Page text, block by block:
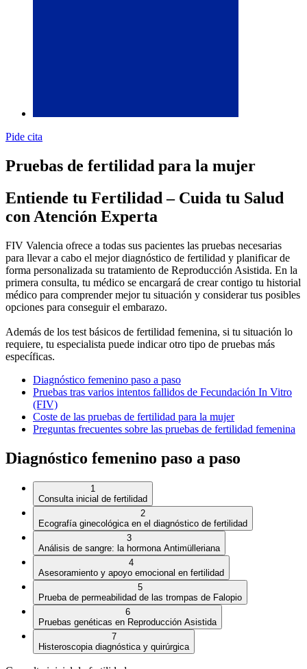
Pide cita
Pruebas de fertilidad para la mujer
Entiende tu Fertilidad – Cuida tu Salud
con Atención Experta
FIV Valencia ofrece a todas sus pacientes las pruebas necesarias
para llevar a cabo el mejor diagnóstico de fertilidad y planificar de
forma personalizada su tratamiento de Reproducción Asistida. En la
primera consulta, tu médico se encargará de crear contigo tu historial
médico para comprender mejor tu situación y considerar tus posibles
opciones para conseguir el embarazo.
Además de los test básicos de fertilidad femenina, si tu situación lo
requiere, tu especialista puede indicar otro tipo de pruebas más
específicas.
Diagnóstico femenino paso a paso
Pruebas tras varios intentos fallidos de Fecundación In Vitro
(FIV)
Coste de las pruebas de fertilidad para la mujer
Preguntas frecuentes sobre las pruebas de fertilidad femenina
Diagnóstico femenino paso a paso
1
Consulta inicial de fertilidad
2
Ecografía ginecológica en el diagnóstico de fertilidad
3
Análisis de sangre: la hormona Antimülleriana
4
Asesoramiento y apoyo emocional en fertilidad
5
Prueba de permeabilidad de las trompas de Falopio
6
Pruebas genéticas en Reproducción Asistida
7
Histeroscopia diagnóstica y quirúrgica